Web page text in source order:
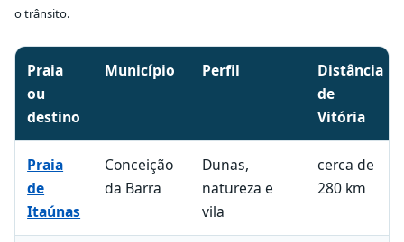
o trânsito.
Vinte praias do Espírito Santo organizadas por cidade e
Praia
ou
destino
Município Perfil
Distância
de
Vitória
Praia
de
Itaúnas
Conceição
da Barra
Dunas,
natureza e
vila
cerca de
280 km